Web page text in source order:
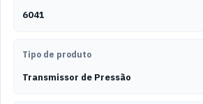
6041
Tipo de produto
Transmissor de Pressão